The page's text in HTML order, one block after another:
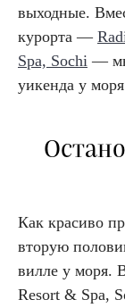
выходные.
курорта —
Spa, Sochi — мы
уикенда у
Как красиво
вторую
вилле у моря.
Resort & Spa,